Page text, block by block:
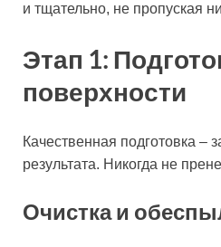
и тщательно, не пропуская
Этап 1:
поверхности
Качественная подготовка –
результата. Никогда не
Очистка и